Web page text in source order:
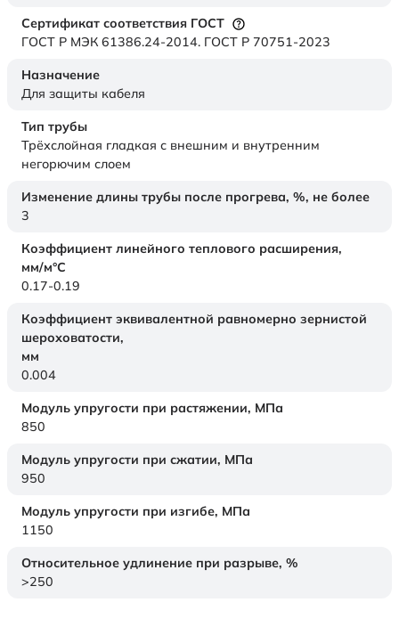
Сертификат соответствия ГОСТ
ГОСТ Р МЭК 61386.24-2014. ГОСТ Р 70751-2023
Назначение
Для защиты кабеля
Тип трубы
Трёхслойная гладкая с внешним и внутренним
негорючим слоем
Изменение длины трубы после прогрева, %, не более
3
Коэффициент линейного теплового расширения,
мм/м°С
0.17-0.19
Коэффициент эквивалентной равномерно зернистой
шероховатости,
мм
0.004
Модуль упругости при растяжении, МПа
850
Модуль упругости при сжатии, МПа
950
Модуль упругости при изгибе, МПа
1150
Относительное удлинение при разрыве, %
>250